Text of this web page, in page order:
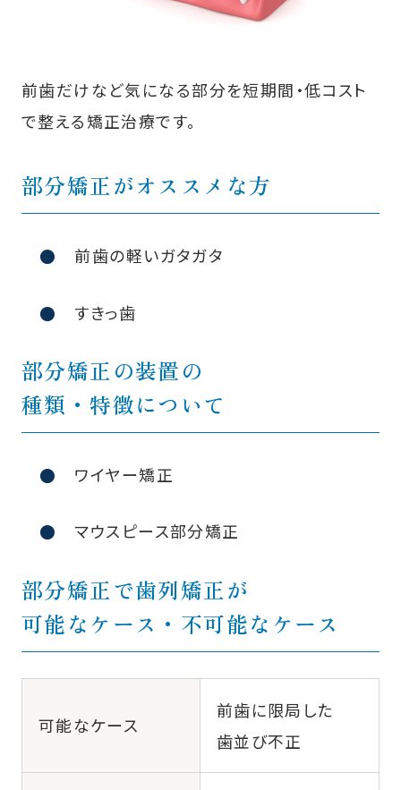
前歯だけなど気になる部分を短期間・低コスト
で整える矯正治療です。
部分矯正がオススメな方
前歯の軽いガタガタ
すきっ歯
部分矯正の装置の
種類・特徴について
ワイヤー矯正
マウスピース部分矯正
部分矯正で歯列矯正が
可能なケース・不可能なケース
可能なケース
前歯に限局した
歯並び不正